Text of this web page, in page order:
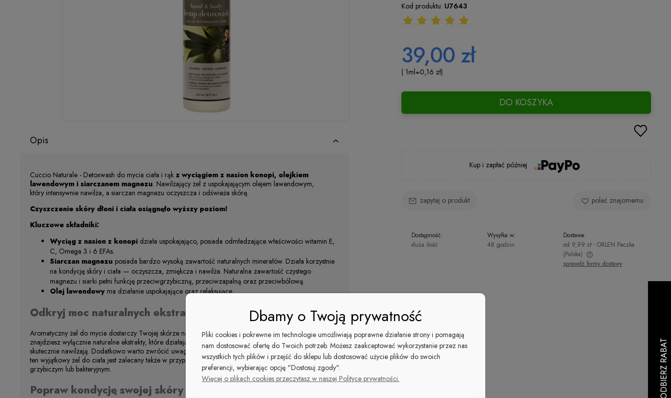
Opis
Cuccio Naturale - Detoxwash do mycia ciała i rąk z wyciągiem z nasion konopi, olejkiem
lawendowym i siarczanem magnezu. Nawilżający żel z uspokajającym olejem lawendowym,
który intensywnie nawilża, a siarczan magnezu oczyszcza i odświeża skórę.
Czyszczenie skóry dłoni i ciała osiągnęło wyższy poziom!
Kluczowe składniki:
Wyciąg z nasion z konopi działa uspokajająco, posiada odmładzające właściwości witamin E,
C, Omega 3 i 6 EFAs.
Siarczan magnezu posiada bardzo wysoką zawartość naturalnych minerałów. Działa korzystnie
na kondycję skóry i ciała — oczyszcza, zmiękcza i nawilża. Naturalna zawartość czystego
magnezu i siarki pełni funkcję przeciwgrzybiczną, przeciwzapalną oraz przeciwbólową.
Olej lawendowy ma działanie uspokajające oraz relaksujące.
Odkryj moc naturalnych ekstraktów
Aromatyczny żel do mycia dostarczy Twojej skórze najpotrzebniejszych witamin i minerałów. W składzie
znajdziesz wyłącznie naturalne ekstrakty, które działają wielotorowo – nie tylko oczyszczają, ale także
skutecznie nawilżają. Dodatkowo warto zwrócić uwagę na obecność siarczanu magnezu. Dzięki niemu
ten wyjątkowy żel do ciała jest zalecany także w przypadku skłonności do dolegliwości o podłożu
grzybiczym lub bakteryjnym.
Popraw kondycję swojej skóry
Kod produktu: U7643
39,00 zł
( 1ml=0,16 zł)
DO KOSZYKA
Kup i zapłać później
zapytaj o produkt poleć znajomemu
Dostępność:
duża ilość
Wysyłka w:
48 godzin
Dostawa:
od 9,99 zł - ORLEN Paczka
(Polska)
sprawdź formy dostawy
Dbamy o Twoją prywatność
Pliki cookies i pokrewne im technologie umożliwiają poprawne działanie strony i pomagają
nam dostosować ofertę do Twoich potrzeb. Możesz zaakceptować wykorzystanie przez nas
wszystkich tych plików i przejść do sklepu lub dostosować użycie plików do swoich
preferencji, wybierając opcję "Dostosuj zgody".
Więcej o plikach cookies przeczytasz w naszej Polityce prywatności.